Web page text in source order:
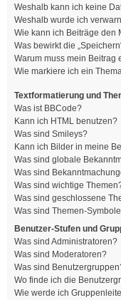
Weshalb kann ich keine
Weshalb wurde ich
Wie kann ich Beiträge den
Was bewirkt die
Warum muss mein Beitrag
Wie markiere ich ein
Textformatierung und
Was ist BBCode?
Kann ich HTML benutzen?
Was sind Smileys?
Kann ich Bilder in meine
Was sind globale
Was sind
Was sind wichtige
Was sind geschlossene
Was sind Themen-
Benutzer-Stufen und
Was sind Administratoren?
Was sind Moderatoren?
Was sind
Wo finde ich die
Wie werde ich